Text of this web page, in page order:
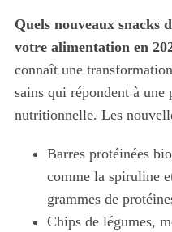
Quels nouveaux snacks
votre alimentation en
connaît une
sains qui répondent à une
nutritionnelle. Les
Barres protéinées
comme la spiruline
grammes de
Chips de légumes,